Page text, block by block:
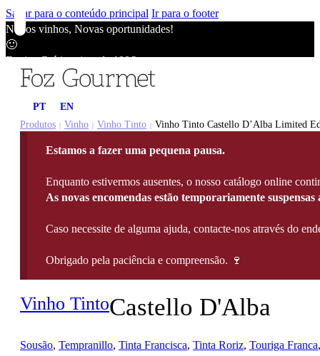
Saltar para o conteúdo principal Ir para o footer
Novos vinhos, Novas oportunidades!
🙂
Envios Grátis acima de 100€
Envios Grátis acima de 100€
Novos vinhos, Novas oportunidades!
Envios Grátis acima de 100€
PT
EN
Produtos | Vinho | Vinho Tinto | Vinho Tinto Castello D’Alba Limited
Estamos a fazer uma pequena pausa.
Enquanto estivermos ausentes, o nosso catálogo online
As novas encomendas estão temporariamente suspensas
Caso necessite de alguma ajuda, contacte-nos através do
Obrigado pela paciência e compreensão. 🍷
Vinho TintoCastello D'Alba
Sousão, Tempranillo, Tinta Francisca, Tinta Roriz, Touriga Franca